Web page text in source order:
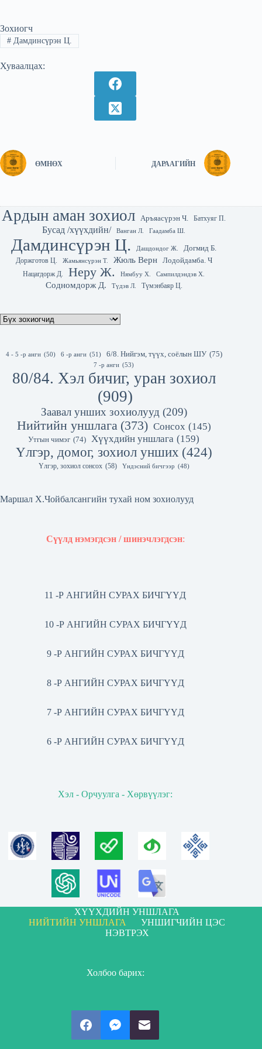
Зохиогч
#Дамдинсүрэн Ц.
Хуваалцах:
ӨМНӨХ ДАРААГИЙН
Ардын аман зохиол Аръяасүрэн Ч. Батхуяг П.
Бусад /хүүхдийн/ Ванган Л. Гаадамба Ш.
Дамдинсүрэн Ц. Дашдондог Ж.
Догмид Б.
Доржготов Ц.
Жамьянсүрэн Т. Жюль Верн Лодойдамба. Ч
Нацагдорж Д. Неру Ж. Нямбуу Х. Сампилдэндэв Х.
Содномдорж Д. Түдэв Л. Түмэнбаяр Ц.
4 - 5 -р анги (50) 6 -р анги (51) 6/8. Нийгэм, түүх, соёлын ШУ (75)
7 -р анги (53)
80/84. Хэл бичиг, уран зохиол
(909)
Заавал унших зохиолууд (209)
Нийтийн уншлага (373) Сонсох (145)
Утгын чимэг (74) Хүүхдийн уншлага (159)
Үлгэр, домог, зохиол унших (424)
Үлгэр, зохиол сонсох (58) Үндэсний бичгээр (48)
Маршал Х.Чойбалсангийн тухай ном зохиолууд
Сүүлд нэмэгдсэн / шинэчлэгдсэн:
11 -Р АНГИЙН СУРАХ БИЧГҮҮД
10 -Р АНГИЙН СУРАХ БИЧГҮҮД
9 -Р АНГИЙН СУРАХ БИЧГҮҮД
8 -Р АНГИЙН СУРАХ БИЧГҮҮД
7 -Р АНГИЙН СУРАХ БИЧГҮҮД
6 -Р АНГИЙН СУРАХ БИЧГҮҮД
Хэл - Орчуулга - Хөрвүүлэг:
ХҮҮХДИЙН УНШЛАГА
НИЙТИЙН УНШЛАГА
УНШИГЧИЙН ЦЭС
НЭВТРЭХ
Холбоо барих: